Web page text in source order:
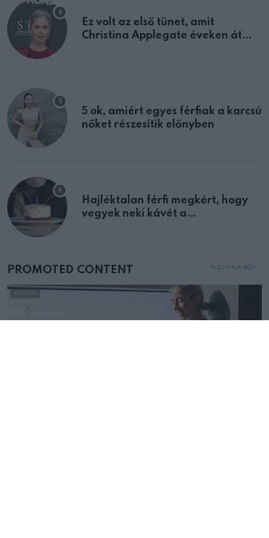
Ez volt az első tünet, amit
Christina Applegate éveken át
5 ok, amiért egyes férfiak a karcsú
nőket részesítik előnyben
Hajléktalan férfi megkért, hogy
vegyek neki kávét a